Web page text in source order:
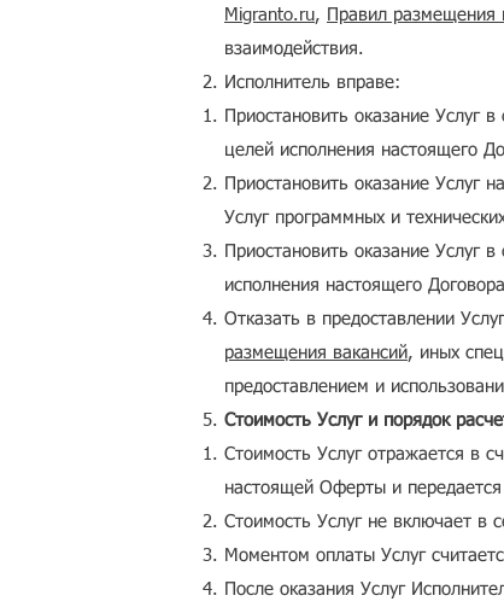
Migranto.ru, Правил размещения
взаимодействия.
Исполнитель вправе:
Приостановить оказание Услуг
целей исполнения настоящего
Приостановить оказание Услуг
Услуг программных и
Приостановить оказание Услуг
исполнения настоящего
Отказать в предоставлении
размещения вакансий, иных
предоставлением и
Стоимость Услуг и порядок
Стоимость Услуг отражается в
настоящей Оферты и
Стоимость Услуг не включает в
Моментом оплаты Услуг
После оказания Услуг